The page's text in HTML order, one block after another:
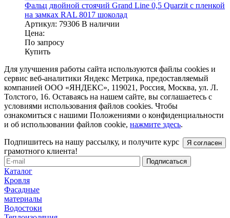
Фальц двойной стоячий Grand Line 0,5 Quarzit с пленкой
на замках RAL 8017 шоколад
Артикул: 79306 В наличии
Цена:
По запросу
Купить
Для улучшения работы сайта используются файлы cookies и
сервис веб-аналитики Яндекс Метрика, предоставляемый
компанией ООО «ЯНДЕКС», 119021, Россия, Москва, ул. Л.
Толстого, 16. Оставаясь на нашем сайте, вы соглашаетесь с
условиями использования файлов cookies. Чтобы
ознакомиться с нашими Положениями о конфиденциальности
и об использовании файлов cookie, нажмите здесь.
Я согласен
Подпишитесь на нашу рассылку, и получите курс
грамотного клиента!
Каталог
Кровля
Фасадные
материалы
Водостоки